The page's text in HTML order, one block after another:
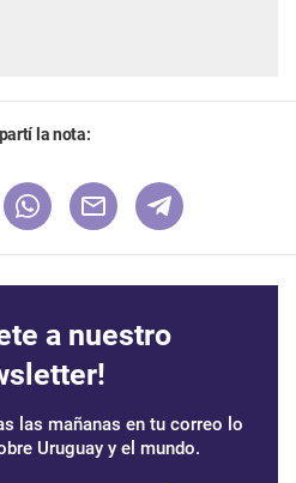
la nota:
a nuestro
las mañanas en tu correo lo
Uruguay y el mundo.